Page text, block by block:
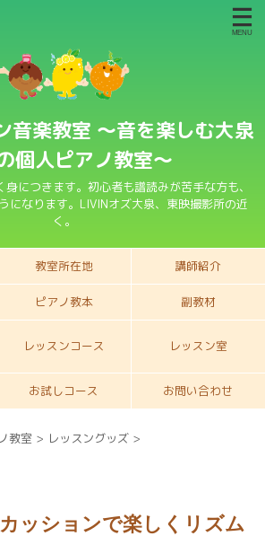
音楽教室 〜音を楽しむ大泉
個人ピアノ教室〜
につきます。初心者も譜読みが苦手な方も、
になります。LIVINオズ大泉、東映撮影所の近
く。
教室所在地 講師紹介
ピアノ教本 副教材
レッスンコース レッスン室
お試しコース お問い合わせ
教室 > レッスングッズ >
ッションで楽しくリズム